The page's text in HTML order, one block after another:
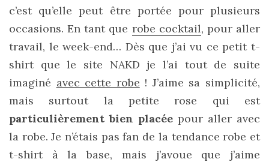
Les
sacs
printemps
2026
ma
sélection
chic
pratique
au
quotidien
c’est qu’elle peut être portée pour plusieurs
occasions. En tant que robe cocktail, pour aller
travail, le week-end… Dès que j’ai vu ce petit t-
shirt que le site NAKD je l’ai tout de suite
imaginé avec cette robe ! J’aime sa simplicité,
mais surtout la petite rose qui est
particulièrement bien placée pour aller avec
la robe. Je n’étais pas fan de la tendance robe et
t-shirt à la base, mais j’avoue que j’aime